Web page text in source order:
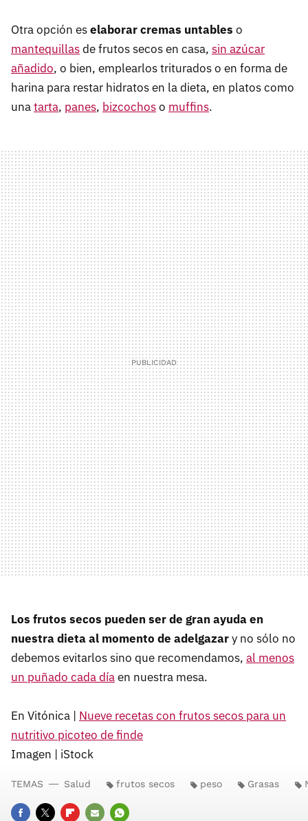
Otra opción eselaborar cremas untables o
mantequillasde frutos secos en casa, sin azúcar
añadido, o bien, emplearlos triturados o en forma de
harina para restar hidratos en la dieta, en platos como
unatarta, panes, bizcochoso muffins.
Los frutos secos pueden ser de gran ayuda en
nuestra dieta al momento de adelgazary no sólo no
debemos evitarlos sino que recomendamos, al menos
un puñado cada díaen nuestra mesa.
En Vitónica | Nueve recetas con frutos secos para un
nutritivo picoteo de finde
Imagen | iStock
TEMAS Salud frutos secos peso Grasas